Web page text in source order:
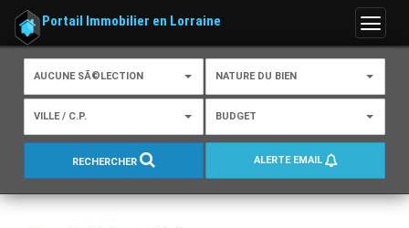
Menu
Portail Immobilier en Lorraine
AUCUNE SÃ©LECTION NATURE DU BIEN
VILLE / C.P. BUDGET
RECHERCHER ALERTE EMAIL